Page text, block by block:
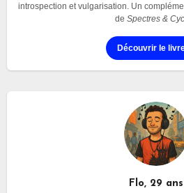
introspection et vulgarisation. Un
de Spectres &
Découvrir le
Flo, 29 ans